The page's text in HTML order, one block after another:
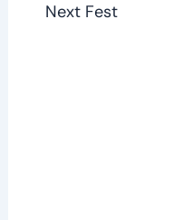
Next Fest